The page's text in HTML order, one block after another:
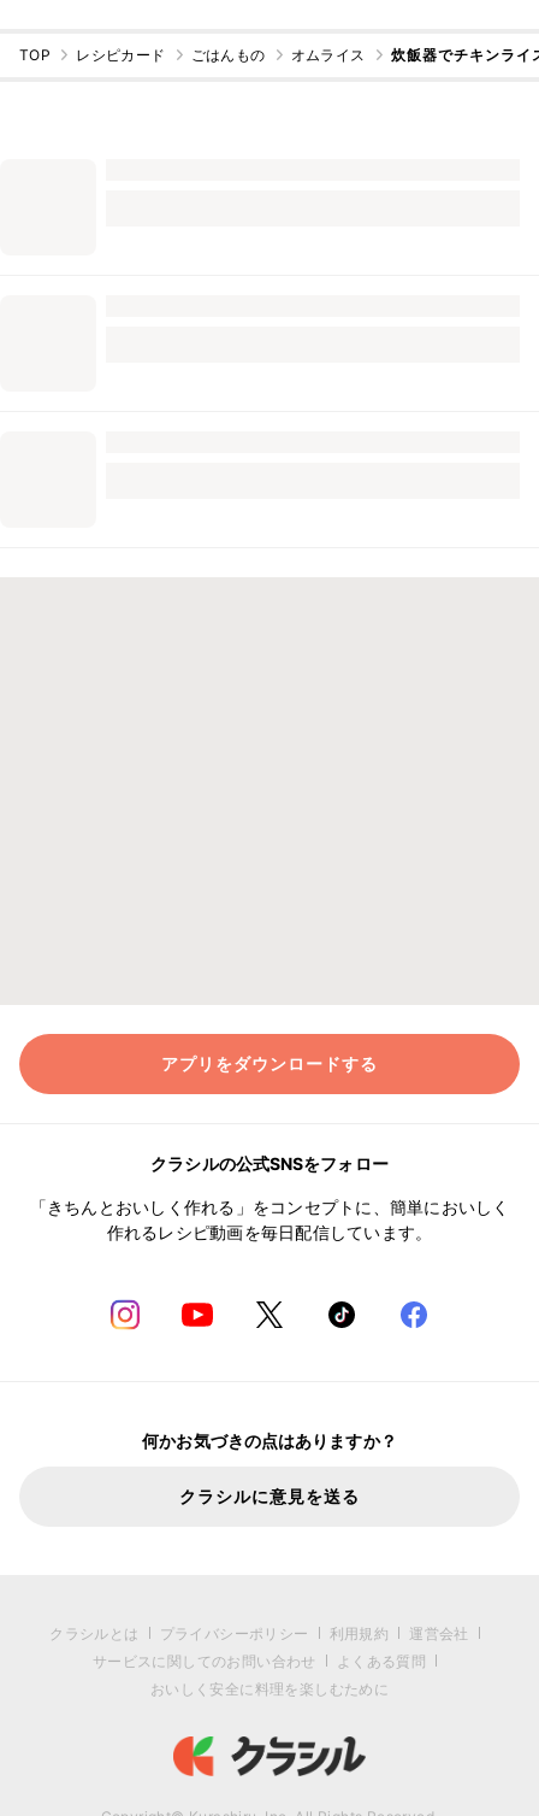
TOP レシピカード ごはんもの オムライス 炊飯器でチキンライ
アプリをダウンロードする
クラシルの公式SNSをフォロー
「きちんとおいしく作れる」をコンセプトに、簡単においしく
作れるレシピ動画を毎日配信しています。
何かお気づきの点はありますか？
クラシルに意見を送る
クラシルとは プライバシーポリシー 利用規約
運営会社
サービスに関してのお問い合わせ
よくある質問
おいしく安全に料理を楽しむために